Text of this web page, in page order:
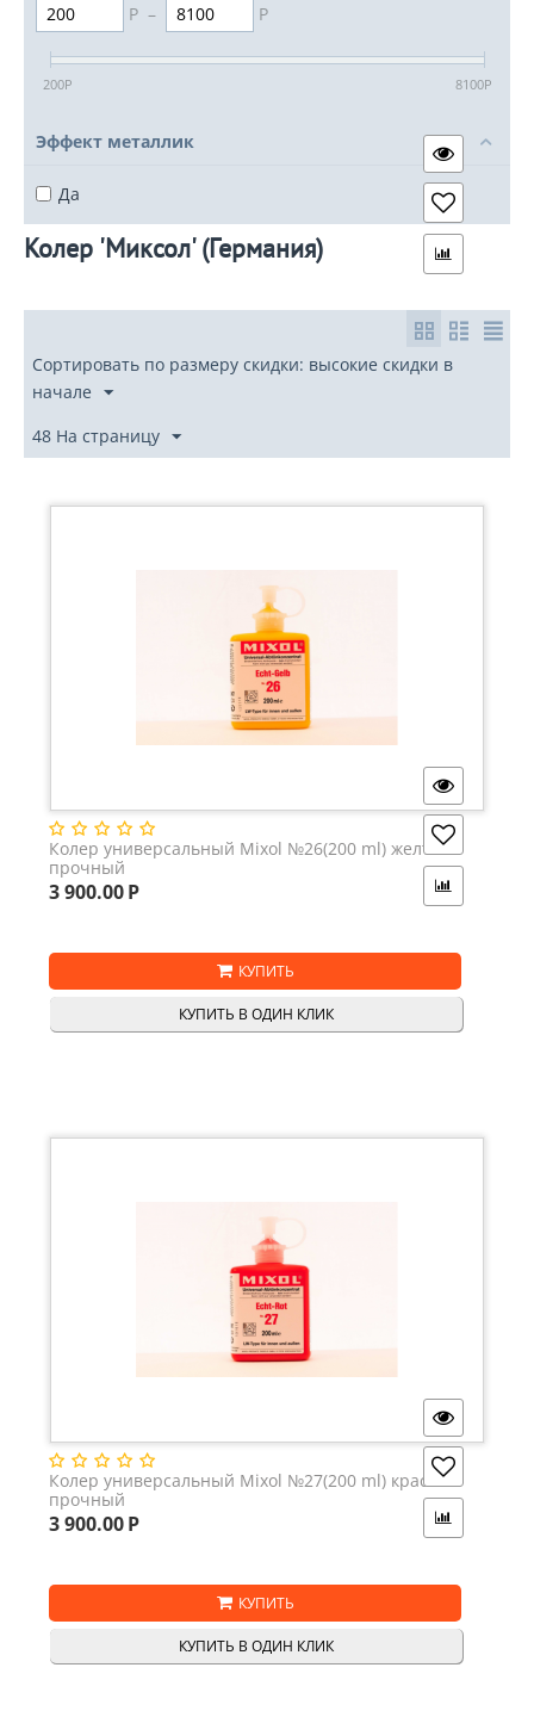
Р – Р
200Р 8100Р
Эффект металлик
Да
Колер 'Миксол' (Германия)
Сортировать по размеру скидки: высокие скидки в
начале
48 На страницу
Колер универсальный Mixol №26(200 ml) желтый
прочный
3 900.00Р
КУПИТЬ
КУПИТЬ В ОДИН КЛИК
Колер универсальный Mixol №27(200 ml) красный
прочный
3 900.00Р
КУПИТЬ
КУПИТЬ В ОДИН КЛИК